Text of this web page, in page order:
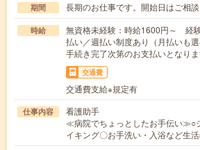
期間 長期のお仕事です。開始日はご
時給
無資格未経験：時給1600円～ 経
払い／週払い制度あり（月払いも
手続き完了次第のお支払いとなりま
交通費
交通費支給※規定有
仕事内容
看護助手
≪病院でちょっとしたお手伝い≫○
イキング〇お手洗い・入浴など生